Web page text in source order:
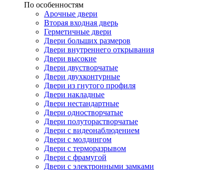
По особенностям
Арочные двери
Вторая входная дверь
Герметичные двери
Двери больших размеров
Двери внутреннего открывания
Двери высокие
Двери двустворчатые
Двери двухконтурные
Двери из гнутого профиля
Двери накладные
Двери нестандартные
Двери одностворчатые
Двери полуторастворчатые
Двери с видеонаблюдением
Двери с молдингом
Двери с терморазрывом
Двери с фрамугой
Двери с электронными замками